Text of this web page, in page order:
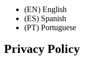
(EN) English
(ES) Spanish
(PT) Portuguese
Privacy Policy